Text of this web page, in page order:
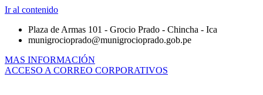
Ir al contenido
Plaza de Armas 101 - Grocio Prado - Chincha - Ica
munigrocioprado@munigrocioprado.gob.pe
MAS INFORMACIÓN
ACCESO A CORREO CORPORATIVOS